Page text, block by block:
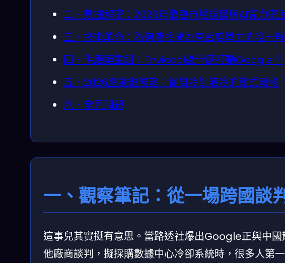
二、數據解密：2026年散熱市場規模與AI算力密
三、技術革命：為何液冷成為高密度算力的唯一
四、供應鏈重組：Envicool憑什麼打動Google？
五、2026產業鏈展望：從風冷到液冷的範式轉移
六、常見問題
一、觀察筆記：從一場跨國談
這事兒其實挺有意思。當路透社爆出Google正與中
他廠商談判，擬採購數據中心冷卻系統時，很多人